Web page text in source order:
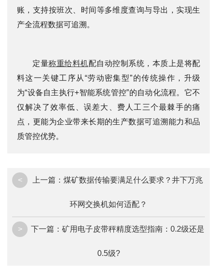
账，支持按班次、时间等多维度查询与导出，实现生
产全流程数据可追溯。
定量称重给料机配自动控制系统，本质上是将配
料这一关键工序从“劳动密集型”的传统操作，升级
为“设备自主执行+智能系统管控”的自动化流程。它不
仅解决了效率低、误差大、费人工三个最棘手的痛
点，更能为企业带来长期的生产数据可追溯能力和品
质管控优势。
< 上一篇： 煤矿数据传输要满足什么要求？井下万兆
环网交换机如何适配？
> 下一篇： 矿用电子皮带秤精度选型指南：0.2级还是
0.5级?